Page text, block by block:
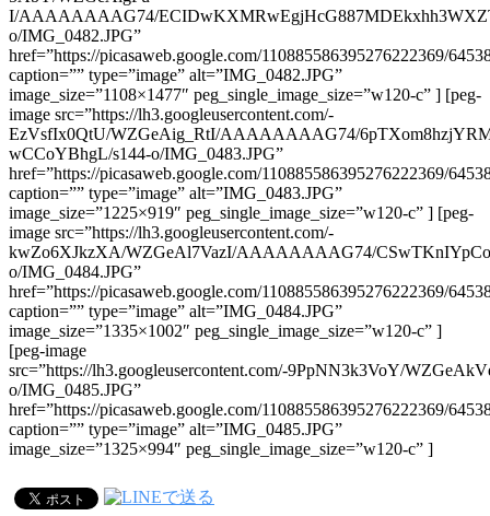
I/AAAAAAAAG74/
o/IMG_0482.JPG”
href=”https://picasaweb.google.com/110885586395276222369/
caption=”” type=”image” alt=”IMG_0482.JPG”
image_size=”1108×1477″ peg_single_image_size=”w120-c” ] [peg-
image src=”https://lh3.googleusercontent.com/-
EzVsfIx0QtU/WZGeAig_RtI/AAAAAAAAG74/
wCCoYBhgL/s144-o/IMG_0483.JPG”
href=”https://picasaweb.google.com/110885586395276222369/
caption=”” type=”image” alt=”IMG_0483.JPG”
image_size=”1225×919″ peg_single_image_size=”w120-c” ] [peg-
image src=”https://lh3.googleusercontent.com/-
kwZo6XJkzXA/WZGeAl7VazI/AAAAAAAAG74/
o/IMG_0484.JPG”
href=”https://picasaweb.google.com/110885586395276222369/
caption=”” type=”image” alt=”IMG_0484.JPG”
image_size=”1335×1002″ peg_single_image_size=”w120-c” ]
[peg-image
src=”https://lh3.googleusercontent.com/-9PpNN3k3VoY/
o/IMG_0485.JPG”
href=”https://picasaweb.google.com/110885586395276222369/
caption=”” type=”image” alt=”IMG_0485.JPG”
image_size=”1325×994″ peg_single_image_size=”w120-c” ]